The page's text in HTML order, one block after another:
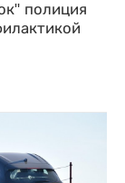
полиция